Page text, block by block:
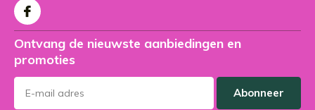
Ontvang de nieuwste aanbiedingen en
promoties
Abonneer